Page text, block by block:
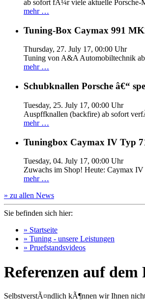
ab sofort fÃ¼r viele aktuelle
mehr …
Tuning-Box Caymax 991
Thursday, 27. July 17, 00:00 Uhr
Tuning von A&A Automobiltechnik
mehr …
Schubknallen Porsche â€“
Tuesday, 25. July 17, 00:00 Uhr
Auspffknallen (backfire) ab sofort
mehr …
Tuningbox Caymax IV Typ
Tuesday, 04. July 17, 00:00 Uhr
Zuwachs im Shop! Heute: Caymax
mehr …
» zu allen News
Sie befinden sich hier:
» Startseite
» Tuning - unsere Leistungen
» Pruefstandsvideos
Referenzen auf
SelbstverstÃ¤ndlich kÃ¶nnen wir Ihnen